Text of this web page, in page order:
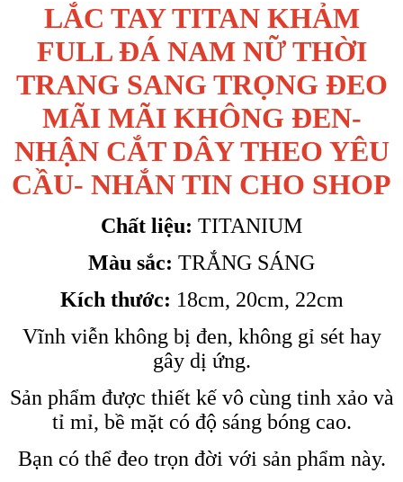
LẮC TAY TITAN KHẢM
FULL ĐÁ NAM NỮ THỜI
TRANG SANG TRỌNG ĐEO
MÃI MÃI KHÔNG ĐEN-
NHẬN CẮT DÂY THEO YÊU
CẦU- NHẮN TIN CHO SHOP
Chất liệu: TITANIUM
Màu sắc: TRẮNG SÁNG
Kích thước: 18cm, 20cm, 22cm
Vĩnh viễn không bị đen, không gỉ sét hay
gây dị ứng.
Sản phẩm được thiết kế vô cùng tinh xảo và
tỉ mỉ, bề mặt có độ sáng bóng cao.
Bạn có thể đeo trọn đời với sản phẩm này.